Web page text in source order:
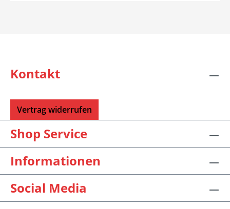
Kontakt
Vertrag widerrufen
Shop Service
Informationen
Social Media